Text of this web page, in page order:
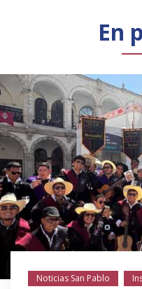
En
Noticias San Pablo